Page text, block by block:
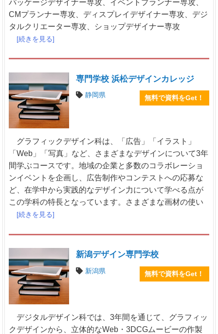
パッケージデザイナー専攻、イベントプランナー専攻、
CMプランナー専攻、ディスプレイデザイナー専攻、デジ
タルクリエーター専攻、ショップデザイナー専攻
[続きを見る]
専門学校 浜松デザインカレッジ
静岡県 無料で資料をGet！
グラフィックデザイン科は、「広告」「イラスト」
「Web」「写真」など、さまざまなデザインについて3年
間学ぶコースです。地域の企業と多数のコラボレーショ
ンイベントを企画し、広告制作やコンテストへの応募な
ど、在学中から実践的なデザイン力について学べる点が
この学科の特長となっています。さまざまな画材の使い
[続きを見る]
新潟デザイン専門学校
新潟県 無料で資料をGet！
デジタルデザイン科では、3年間を通じて、グラフィッ
クデザインから、立体的なWeb・3DCGムービーの作製